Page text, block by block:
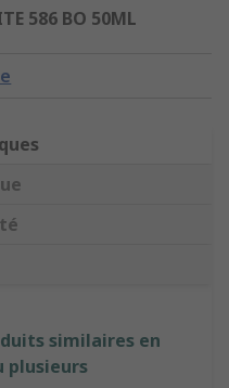
586 BO 50ML
similaires en
plusieurs